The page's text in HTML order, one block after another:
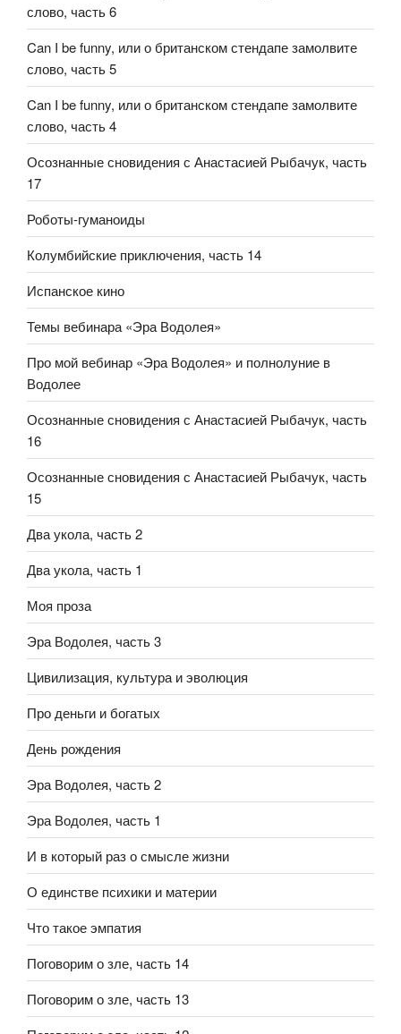
слово, часть 6
Can I be funny, или о британском стендапе замолвите
слово, часть 5
Can I be funny, или о британском стендапе замолвите
слово, часть 4
Осознанные сновидения с Анастасией Рыбачук, часть
17
Роботы-гуманоиды
Колумбийские приключения, часть 14
Испанское кино
Темы вебинара «Эра Водолея»
Про мой вебинар «Эра Водолея» и полнолуние в
Водолее
Осознанные сновидения с Анастасией Рыбачук, часть
16
Осознанные сновидения с Анастасией Рыбачук, часть
15
Два укола, часть 2
Два укола, часть 1
Моя проза
Эра Водолея, часть 3
Цивилизация, культура и эволюция
Про деньги и богатых
День рождения
Эра Водолея, часть 2
Эра Водолея, часть 1
И в который раз о смысле жизни
О единстве психики и материи
Что такое эмпатия
Поговорим о зле, часть 14
Поговорим о зле, часть 13